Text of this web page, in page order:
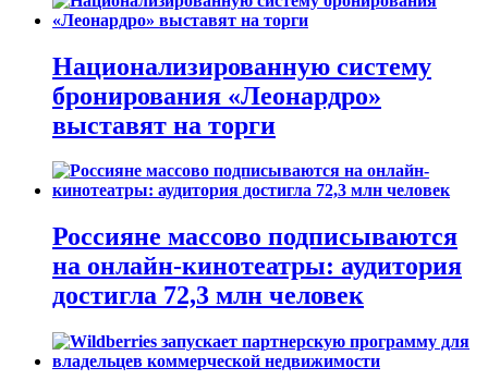
Национализированную систему
бронирования «Леонардро»
выставят на торги
Россияне массово подписываются
на онлайн-кинотеатры: аудитория
достигла 72,3 млн человек